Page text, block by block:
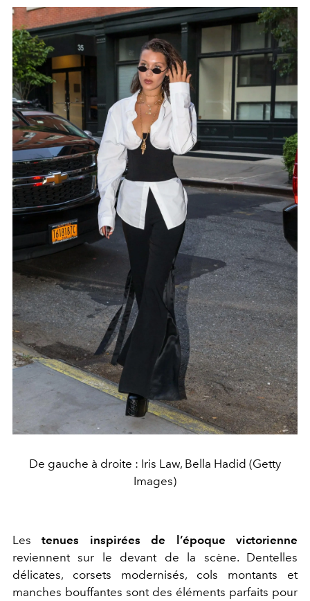
De gauche à droite : Iris Law, Bella Hadid (Getty
Images)
Lestenues inspirées de l’époque victorienne
reviennent sur le devant de la scène. Dentelles
délicates, corsets modernisés, cols montants et
manches bouffantes sont des éléments parfaits pour